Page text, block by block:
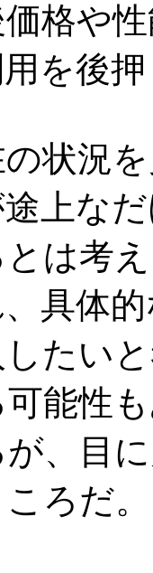
格や
を後
状況を
上な
は考
具体
たい
可能性
、目
ろだ。